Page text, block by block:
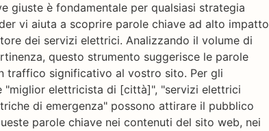
giuste è fondamentale per qualsiasi strategia
vi aiuta a scoprire parole chiave ad alto impatto
dei servizi elettrici. Analizzando il volume di
questo strumento suggerisce le parole
traffico significativo al vostro sito. Per gli
"miglior elettricista di [città]", "servizi elettrici
di emergenza" possono attirare il pubblico
parole chiave nei contenuti del sito web, nei